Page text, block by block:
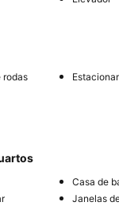
rodas
Casa de
Janelas